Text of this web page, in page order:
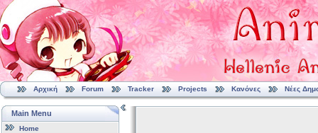
Αρχική Forum Tracker Projects Κανόνες Νέες
Main Menu
Home